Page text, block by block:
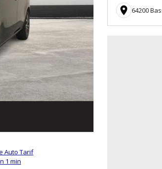
Auto Tarif
1 min
 64200